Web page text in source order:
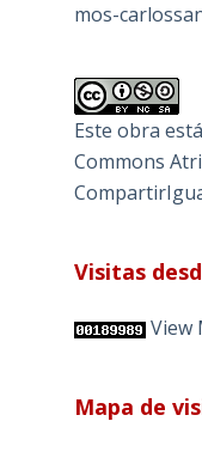
mos-
Este obra
Commons
Visitas
View
Mapa de